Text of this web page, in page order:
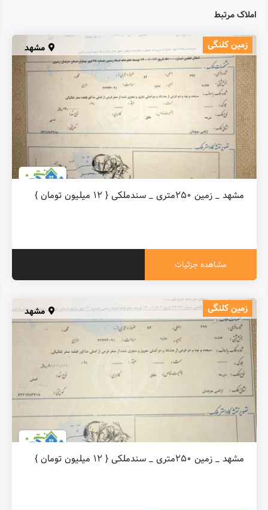
املاک مرتبط
زمین کلنگی مشهد
مشهد _ زمین ۲۵۰متری _ سندملکی { ۱۲ میلیون تومان }
مشاهده جزئیات
زمین کلنگی مشهد